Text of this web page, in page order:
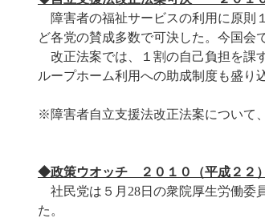
障害者の福祉サービスの利用に原則
ど各党の賛成多数で可決した。今国会
改正法案では、１割の自己負担を課
ループホーム利用への助成制度も盛り
※障害者自立支援法改正法案について
◆政策ウオッチ ２０１０（平成２２
社民党は５月28日の衆院厚生労働委
た。